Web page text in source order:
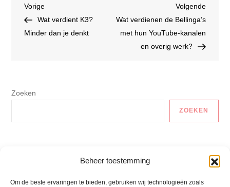
Beheer toestemming
Om de beste ervaringen te bieden, gebruiken wij technologieën zoals
Bericht
navigatie
Vorig
bericht
Vorige
Wat verdient K3?
Minder dan je denkt
bericht
Volgende
Wat verdienen de Bellinga’s
met hun YouTube-kanalen
en overig werk?
Zoeken
ZOEKEN